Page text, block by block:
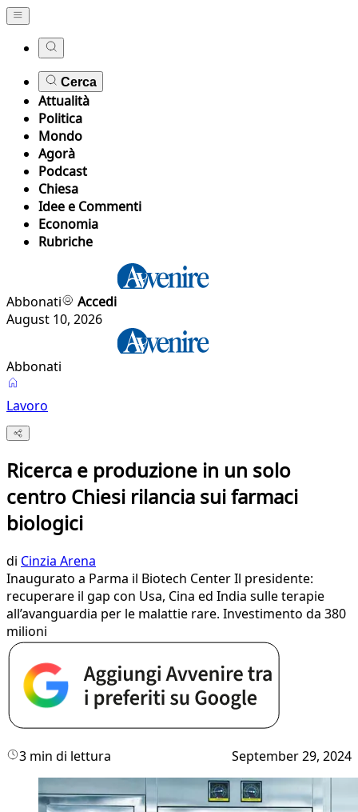
Cerca
Attualità
Politica
Mondo
Agorà
Podcast
Chiesa
Idee e Commenti
Economia
Rubriche
Abbonati
Accedi
August 10, 2026
Abbonati
Lavoro
Ricerca e produzione in un solo
centro Chiesi rilancia sui farmaci
biologici
di Cinzia Arena
Inaugurato a Parma il Biotech Center Il presidente:
recuperare il gap con Usa, Cina ed India sulle terapie
all’avanguardia per le malattie rare. Investimento da 380
milioni
3 min di lettura September 29, 2024